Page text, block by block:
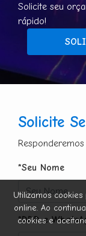
Solicite seu
rápido!
Solicite
*Seu Nome
*DDD e
Utilizamos
online. Ao
cookies e